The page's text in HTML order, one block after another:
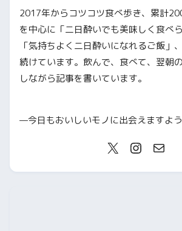
2017年からコツコツ食べ歩き、累計
を中心に「二日酔いでも美味しく食べ
「気持ちよく二日酔いになれるご飯」
続けています。飲んで、食べて、翌朝
しながら記事を書いています。
—今日もおいしいモノに出会えますよう